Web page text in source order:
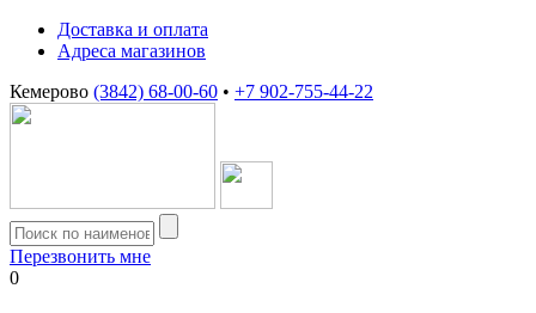
Доставка и оплата
Адреса магазинов
Кемерово (3842) 68-00-60 • +7 902-755-44-22
Перезвонить мне
0